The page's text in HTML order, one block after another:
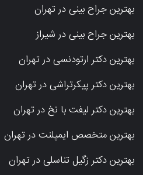
بهترین جراح بینی در تهران
بهترین جراح بینی در شیراز
بهترین دکتر ارتودنسی در تهران
بهترین دکتر پیکرتراشی در تهران
بهترین دکتر لیفت با نخ در تهران
بهترین متخصص ایمپلنت در تهران
بهترین دکتر زگیل تناسلی در تهران